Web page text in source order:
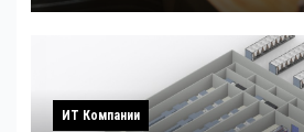
ИТ Компании